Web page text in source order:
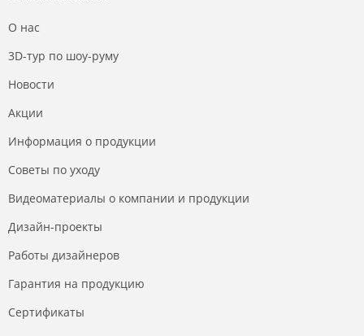
О нас
3D-тур по шоу-руму
Новости
Акции
Информация о продукции
Советы по уходу
Видеоматериалы о компании и продукции
Дизайн-проекты
Работы дизайнеров
Гарантия на продукцию
Сертификаты